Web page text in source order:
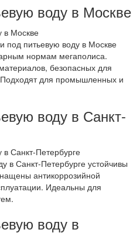
воду в Москве
под питьевую воду в Москве
нормам мегаполиса.
безопасных для
для промышленных и
воду в Санкт-
в Санкт-Петербурге устойчивы
антикоррозийной
Идеальны для
воду в